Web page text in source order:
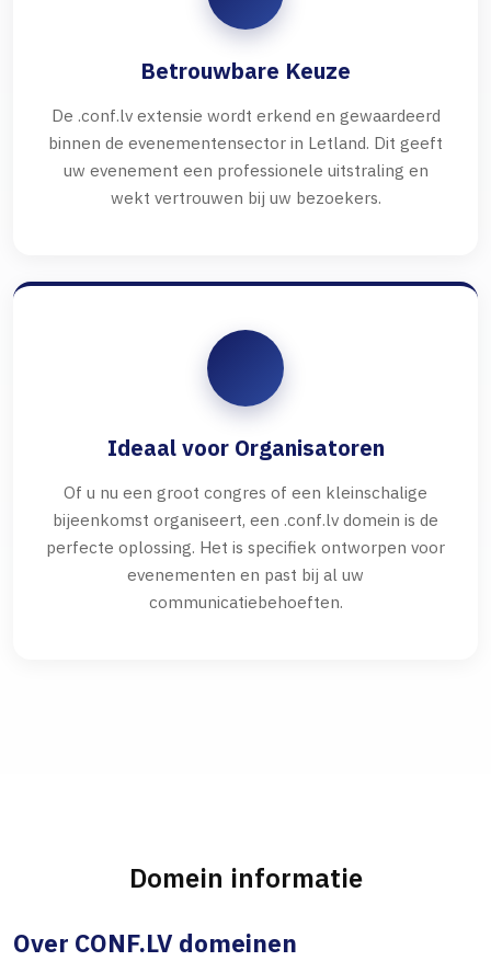
Betrouwbare Keuze
De .conf.lv extensie wordt erkend en gewaardeerd
binnen de evenementensector in Letland. Dit geeft
uw evenement een professionele uitstraling en
wekt vertrouwen bij uw bezoekers.
Ideaal voor Organisatoren
Of u nu een groot congres of een kleinschalige
bijeenkomst organiseert, een .conf.lv domein is de
perfecte oplossing. Het is specifiek ontworpen voor
evenementen en past bij al uw
communicatiebehoeften.
Domein informatie
Over CONF.LV domeinen